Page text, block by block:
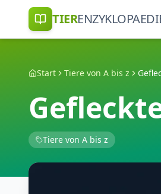
TIER
Start Tiere von A bis z
Tiere von A bis z